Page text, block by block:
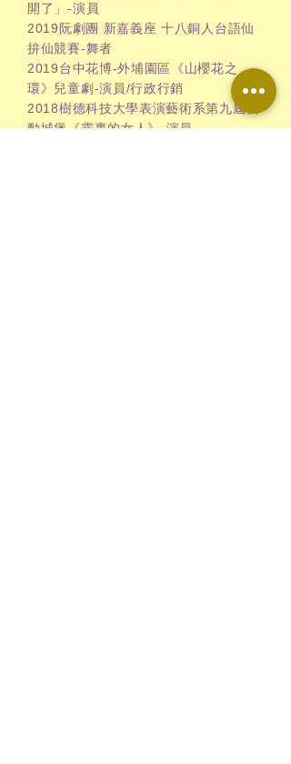
開了」-演員
2019阮劇團 新嘉義座 十八銅人台語仙
拚仙競賽-舞者
2019台中花博-外埔園區《山櫻花之
環》兒童劇-演員/行政行銷
2018樹德科技大學表演藝術系第九屆藝
動城堡《霧裏的女人》-演員